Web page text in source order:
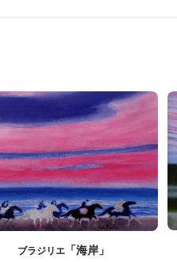
ブラジリエ 「海岸」